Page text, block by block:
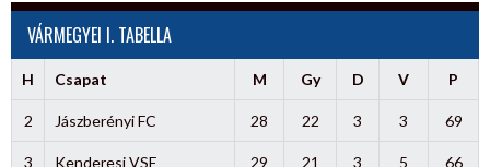
VÁRMEGYEI I. TABELLA
H Csapat M Gy D V P
2 Jászberényi FC 28 22 3 3 69
3 Kenderesi VSE 29 21 3 5 66